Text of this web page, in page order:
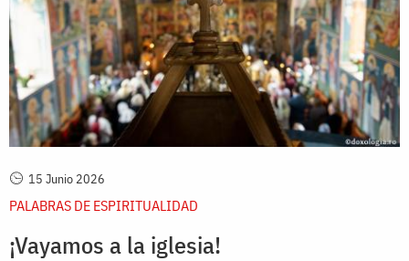
15 Junio 2026
PALABRAS DE ESPIRITUALIDAD
¡Vayamos a la iglesia!